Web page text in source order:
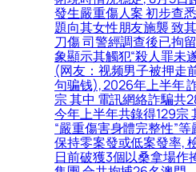
發生嚴重傷人案 初步查
題向其女性朋友施襲 致
刀傷 司警經調查後已拘
象顯示其觸犯“殺人罪未
(网友：视频男子被押走
句骗钱), 2026年上半年
宗 其中 電訊網絡詐騙共
今年上半年共錄得129宗
“嚴重傷害身體完整性”
保持零案發或低案發率,
日前破獲3個以桑拿場作